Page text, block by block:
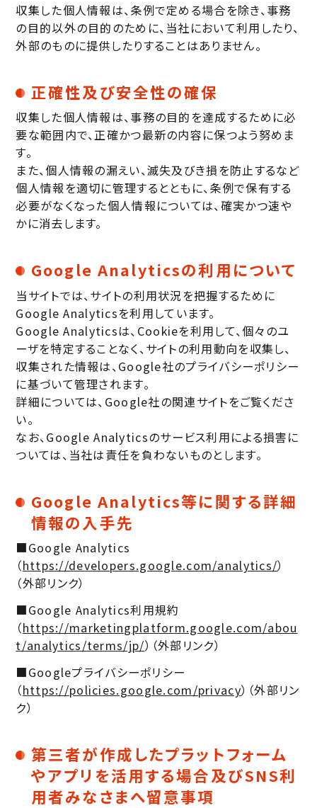
収集した個人情報は、条例で定める場合を除き、事務
の目的以外の目的のために、当社において利用したり、
外部のものに提供したりすることはありません。
正確性及び安全性の確保
収集した個人情報は、事務の目的を達成するために必
要な範囲内で、正確かつ最新の内容に保つよう努めま
す。
また、個人情報の漏えい、滅失及びき損を防止するなど
個人情報を適切に管理するとともに、条例で保有する
必要がなくなった個人情報については、確実かつ速や
かに消去します。
Google Analyticsの利用について
当サイトでは、サイトの利用状況を把握するために
Google Analyticsを利用しています。
Google Analyticsは、Cookieを利用して、個々のユ
ーザを特定することなく、サイトの利用動向を収集し、
収集された情報は、Google社のプライバシーポリシー
に基づいて管理されます。
詳細については、Google社の関連サイトをご覧くださ
い。
なお、Google Analyticsのサービス利用による損害に
ついては、当社は責任を負わないものとします。
Google Analytics等に関する詳細
情報の入手先
■Google Analytics
（https://developers.google.com/analytics/）
（外部リンク）
■Google Analytics利用規約
（https://marketingplatform.google.com/abou
t/analytics/terms/jp/）（外部リンク）
■Googleプライバシーポリシー
（https://policies.google.com/privacy）（外部リン
ク）
第三者が作成したプラットフォーム
やアプリを活用する場合及びSNS利
用者みなさまへ留意事項